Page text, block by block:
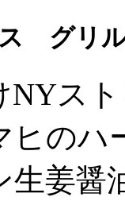
ス グリ
NYス
ヒのハ
生姜醤